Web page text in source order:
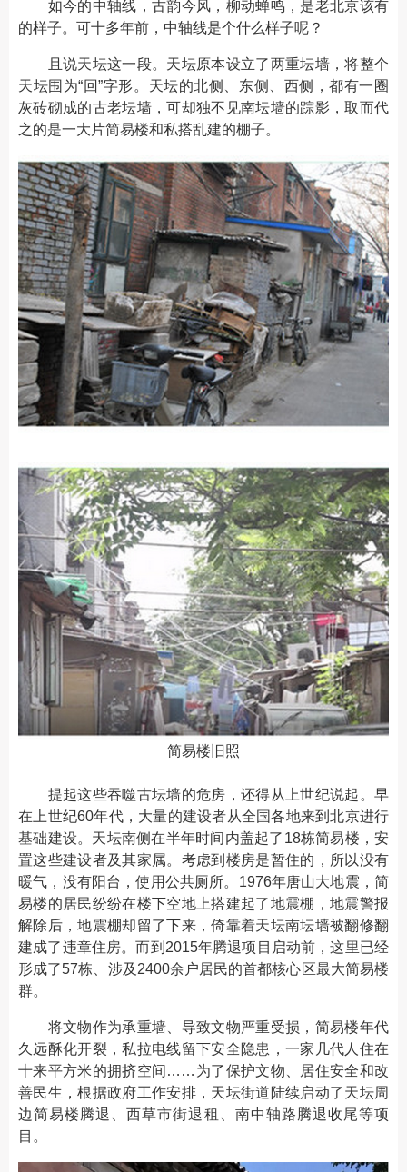
如今的中轴线，古韵今风，柳动蝉鸣，是老北京该有
的样子。可十多年前，中轴线是个什么样子呢？
且说天坛这一段。天坛原本设立了两重坛墙，将整个
天坛围为“回”字形。天坛的北侧、东侧、西侧，都有一圈
灰砖砌成的古老坛墙，可却独不见南坛墙的踪影，取而代
之的是一大片简易楼和私搭乱建的棚子。
简易楼旧照
提起这些吞噬古坛墙的危房，还得从上世纪说起。早
在上世纪60年代，大量的建设者从全国各地来到北京进行
基础建设。天坛南侧在半年时间内盖起了18栋简易楼，安
置这些建设者及其家属。考虑到楼房是暂住的，所以没有
暖气，没有阳台，使用公共厕所。1976年唐山大地震，简
易楼的居民纷纷在楼下空地上搭建起了地震棚，地震警报
解除后，地震棚却留了下来，倚靠着天坛南坛墙被翻修翻
建成了违章住房。而到2015年腾退项目启动前，这里已经
形成了57栋、涉及2400余户居民的首都核心区最大简易楼
群。
将文物作为承重墙、导致文物严重受损，简易楼年代
久远酥化开裂，私拉电线留下安全隐患，一家几代人住在
十来平方米的拥挤空间……为了保护文物、居住安全和改
善民生，根据政府工作安排，天坛街道陆续启动了天坛周
边简易楼腾退、西草市街退租、南中轴路腾退收尾等项
目。